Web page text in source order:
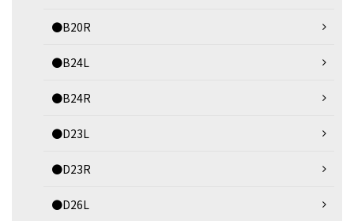
●B20R
●B24L
●B24R
●D23L
●D23R
●D26L